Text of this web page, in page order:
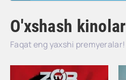
O'xshash kinolar
Faqat eng yaxshi premyeralar!